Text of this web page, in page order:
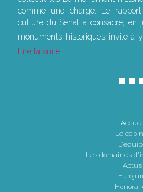
comme une charge. Le
culture du Sénat a consacré, en
monuments historiques invite à
Lire la suite
Le
Les domaines
Actus